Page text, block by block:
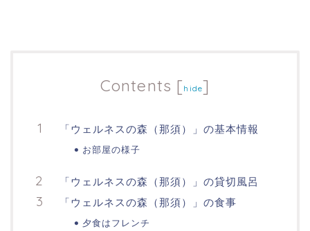
Contents [ hide]
「ウェルネスの森（那須）」の基本情報
お部屋の様子
「ウェルネスの森（那須）」の貸切風呂
「ウェルネスの森（那須）」の食事
夕食はフレンチ